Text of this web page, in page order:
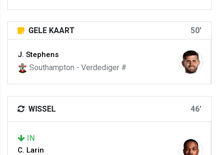
GELE KAART 50'
J. Stephens
Southampton - Verdediger #
WISSEL 46'
IN
C. Larin